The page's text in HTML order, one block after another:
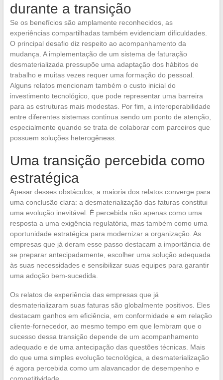
durante a transição
Se os benefícios são amplamente reconhecidos, as
experiências compartilhadas também evidenciam dificuldades.
O principal desafio diz respeito ao acompanhamento da
mudança. A implementação de um sistema de faturação
desmaterializada pressupõe uma adaptação dos hábitos de
trabalho e muitas vezes requer uma formação do pessoal.
Alguns relatos mencionam também o custo inicial do
investimento tecnológico, que pode representar uma barreira
para as estruturas mais modestas. Por fim, a interoperabilidade
entre diferentes sistemas continua sendo um ponto de atenção,
especialmente quando se trata de colaborar com parceiros que
possuem soluções heterogêneas.
Uma transição percebida como
estratégica
Apesar desses obstáculos, a maioria dos relatos converge para
uma conclusão clara: a desmaterialização das faturas constitui
uma evolução inevitável. É percebida não apenas como uma
resposta a uma exigência regulatória, mas também como uma
oportunidade estratégica para modernizar a organização. As
empresas que já deram esse passo destacam a importância de
se preparar antecipadamente, escolher uma solução adequada
às suas necessidades e sensibilizar suas equipes para garantir
uma adoção bem-sucedida.
Os relatos de experiência das empresas que já
desmaterializaram suas faturas são globalmente positivos. Eles
destacam ganhos em eficiência, em conformidade e em relação
cliente-fornecedor, ao mesmo tempo em que lembram que o
sucesso dessa transição depende de um acompanhamento
adequado e de uma antecipação das questões técnicas. Mais
do que uma simples evolução tecnológica, a desmaterialização
é agora percebida como um alavancador de desempenho e